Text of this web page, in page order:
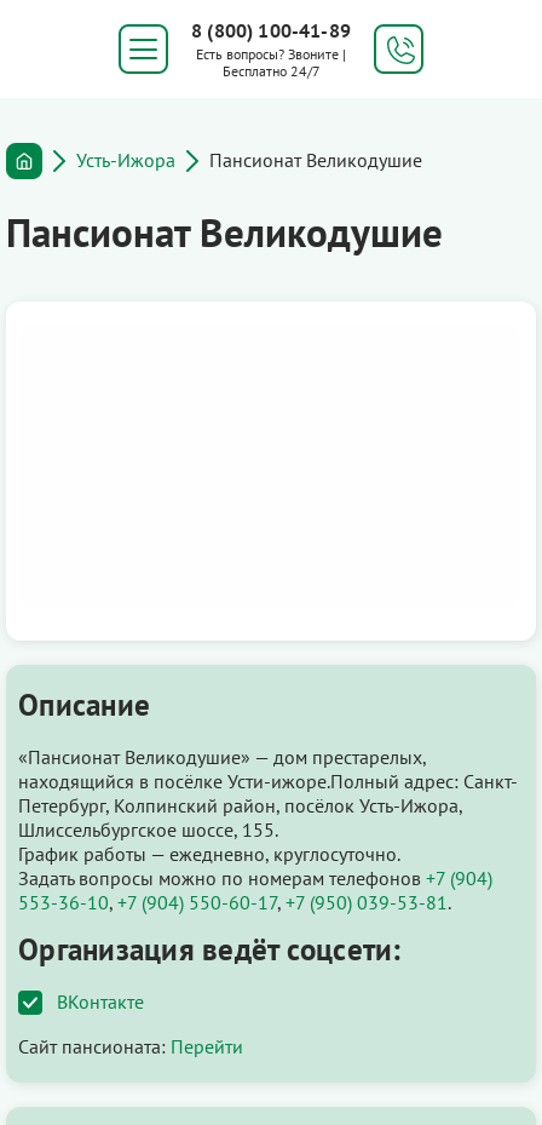
8 (800) 100-41-89
Есть вопросы? Звоните |
Бесплатно 24/7
Усть-Ижора Пансионат Великодушие
Пансионат Великодушие
Описание
«Пансионат Великодушие» — дом престарелых,
находящийся в посёлке Усти-ижоре.Полный адрес: Санкт-
Петербург, Колпинский район, посёлок Усть-Ижора,
Шлиссельбургское шоссе, 155.
График работы — ежедневно, круглосуточно.
Задать вопросы можно по номерам телефонов +7 (904)
553-36-10, +7 (904) 550-60-17, +7 (950) 039-53-81 .
Организация ведёт соцсети:
ВКонтакте
Сайт пансионата: Перейти